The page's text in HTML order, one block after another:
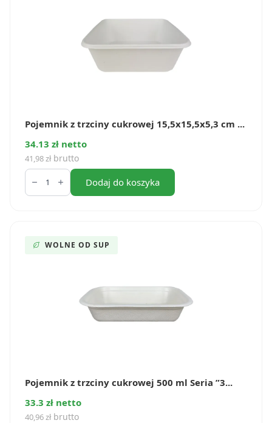
Pojemnik z trzciny cukrowej 15,5x15,5x5,3 cm ...
34.13 zł netto
41,98zł brutto
ilość
Pojemnik
z
biały
(40
Dodaj do koszyka
WOLNE OD SUP
Pojemnik z trzciny cukrowej 500 ml Seria ”3...
33.3 zł netto
40,96zł brutto